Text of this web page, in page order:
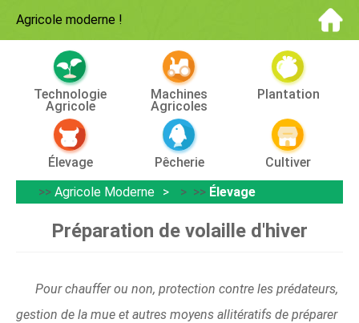
Agricole moderne !
Technologie
Agricole
Machines
Agricoles
Plantation
Élevage Pêcherie
Cultiver
>> Agricole Moderne > >> Élevage
Préparation de volaille d'hiver
Pour chauffer ou non, protection contre les prédateurs,
gestion de la mue et autres moyens allitératifs de préparer